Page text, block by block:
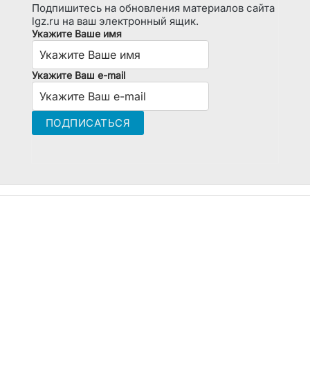
Подпишитесь на обновления материалов сайта
lgz.ru на ваш электронный ящик.
Укажите Ваше имя
Укажите Ваш e-mail